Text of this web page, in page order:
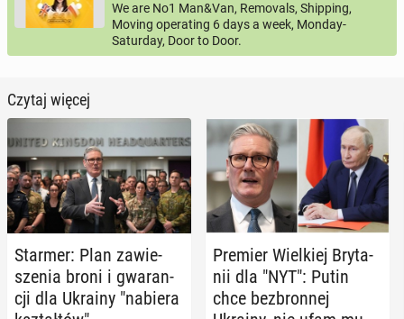
We are No1 Man&Van, Removals, Shipping,
Moving operating 6 days a week, Monday-
Saturday, Door to Door.
Czytaj więcej
Starmer: Plan za­wie­
sze­nia broni i gwa­ran­
cji dla Ukrainy "nabiera
Premier Wiel­kiej Bry­ta­
nii dla "NYT": Putin
chce bez­bron­nej